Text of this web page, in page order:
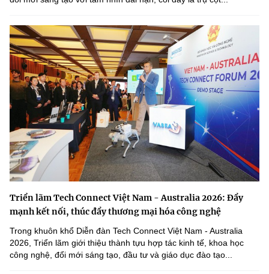
Triển lãm Tech Connect Việt Nam - Australia 2026: Đẩy
mạnh kết nối, thúc đẩy thương mại hóa công nghệ
Trong khuôn khổ Diễn đàn Tech Connect Việt Nam - Australia
2026, Triển lãm giới thiệu thành tựu hợp tác kinh tế, khoa học
công nghệ, đổi mới sáng tạo, đầu tư và giáo dục đào tạo...